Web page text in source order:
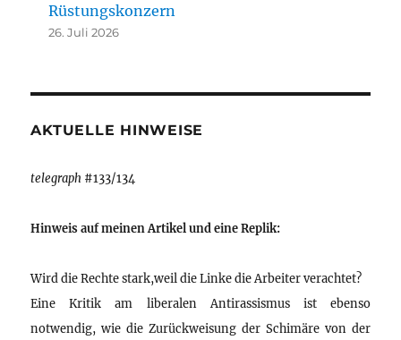
Rüstungskonzern
26. Juli 2026
AKTUELLE HINWEISE
telegraph #133/134
Hinweis auf meinen Artikel und eine Replik:
Wird die Rechte stark,weil die Linke die Arbeiter verachtet?
Eine Kritik am liberalen Antirassismus ist ebenso
notwendig, wie die Zurückweisung der Schimäre von der